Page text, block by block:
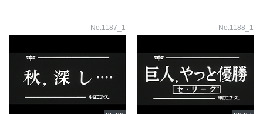
No.1187_1 No.1188_1